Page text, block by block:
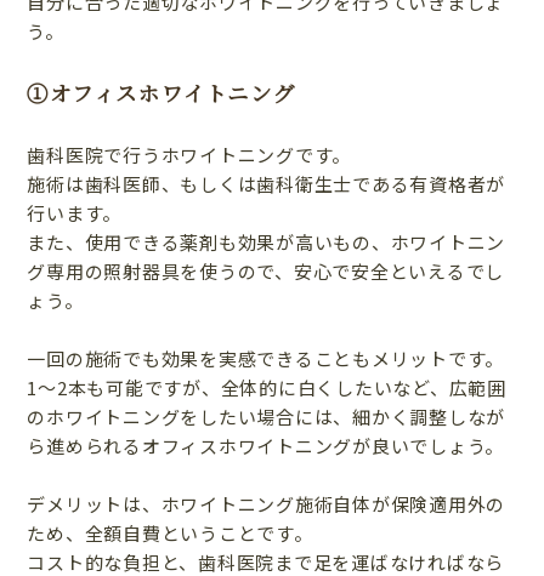
う。
①オフィスホワイトニング
歯科医院で行うホワイトニングです。
施術は歯科医師、もしくは歯科衛生士である有資格者が
行います。
また、使用できる薬剤も効果が高いもの、ホワイトニン
グ専用の照射器具を使うので、安心で安全といえるでし
ょう。
一回の施術でも効果を実感できることもメリットです。
1～2本も可能ですが、全体的に白くしたいなど、広範囲
のホワイトニングをしたい場合には、細かく調整しなが
ら進められるオフィスホワイトニングが良いでしょう。
デメリットは、ホワイトニング施術自体が保険適用外の
ため、全額自費ということです。
コスト的な負担と、歯科医院まで足を運ばなければなら